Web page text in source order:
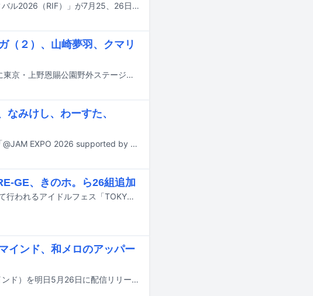
テレビ朝日が主催するライブイベント「六本木アイドルフェスティバル2026（RIF）」が7月25、26日に東京・TOKYO DREAM PARKで開催される。
（２）、山崎夢羽、クマリ
ライブイベント「ガラフェスうえの上陸大作戦 夏」が8月8、9日に東京・上野恩賜公園野外ステージで開催される。
なみけし、わーすた、
8月29、30日に神奈川・横浜アリーナで行われるライブイベント「@JAM EXPO 2026 supported by UP-T」の出演アーティスト第1弾が発表された。
GE、きのホ。ら26組追加
7月31日から8月2日までの3日間、東京・お台場青海周辺エリアにて行われるアイドルフェス「TOKYO IDOL FESTIVAL 2026 supported by にしたんクリニック」の出演アーティスト第11弾が発表された。
インド、和メロのアッパー
アップアップガールズ（仮）が新曲「FUJIYAMIND」（フジヤマインド）を明日5月26日に配信リリースする。